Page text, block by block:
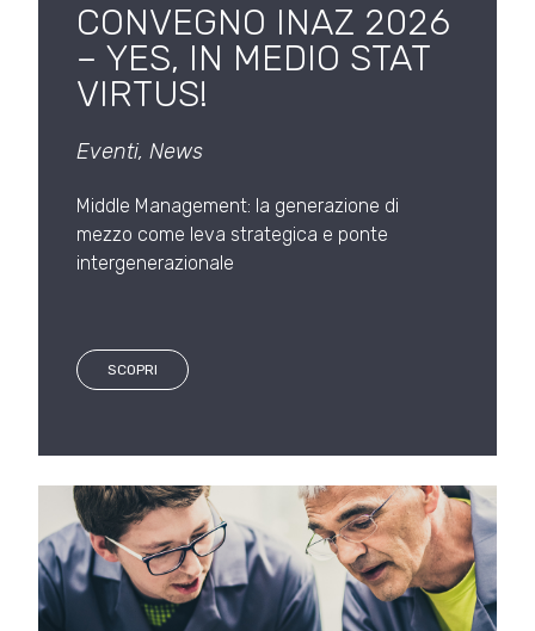
CONVEGNO INAZ 2026
– YES, IN MEDIO STAT
VIRTUS!
Eventi, News
Middle Management: la generazione di
mezzo come leva strategica e ponte
intergenerazionale
SCOPRI